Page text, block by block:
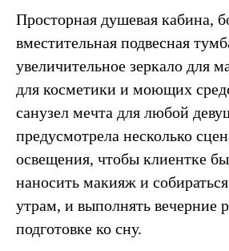
Просторная душевая кабина,
вместительная подвесная
увеличительное зеркало для
для косметики и моющих
санузел мечта для любой
предусмотрела несколько
освещения, чтобы клиентке
наносить макияж и
утрам, и выполнять вечерние
подготовке ко сну.